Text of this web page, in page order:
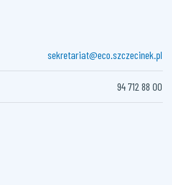
sekretariat@eco.szczecinek.pl
94 712 88 00